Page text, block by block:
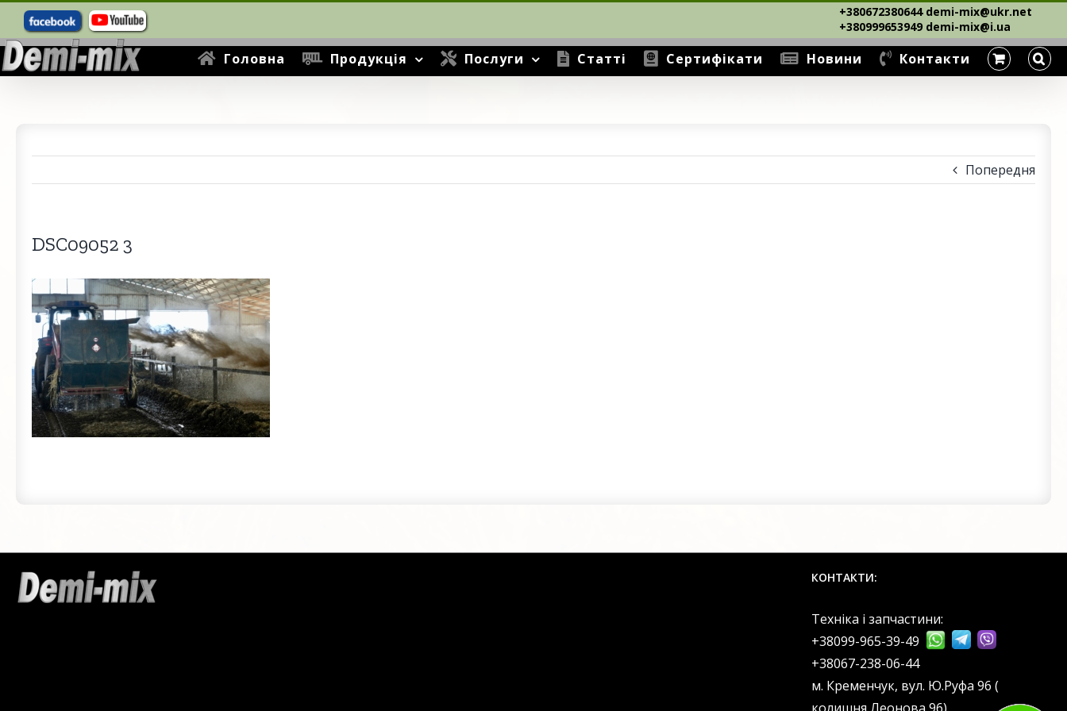
Skip
content
+380672380644 demi-mix@ukr.net ‎
+380999653949 demi-mix@i.ua
Пошук
Головна
Продукція Послуги Статті Сертифікати Новини Контакти
Попередня
DSC09052 3
КОНТАКТИ:
Техніка і запчастини:
+38099-965-39-49
‎+38067-238-06-44
м. Кременчук, вул. Ю.Руфа 96 (